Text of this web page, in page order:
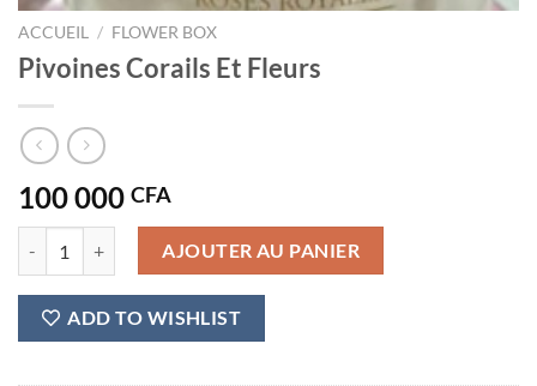
ACCUEIL / FLOWER BOX
Pivoines Corails Et Fleurs
100 000 CFA
quantité de Pivoines Corails Et Fleurs
AJOUTER AU PANIER
ADD TO WISHLIST